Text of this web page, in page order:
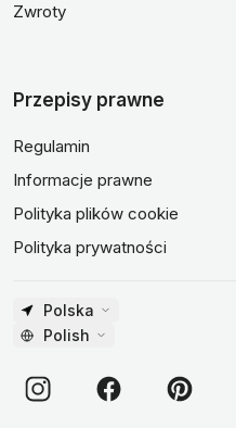
Zwroty
Przepisy prawne
Regulamin
Informacje prawne
Polityka plików cookie
Polityka prywatności
Polska
Polish